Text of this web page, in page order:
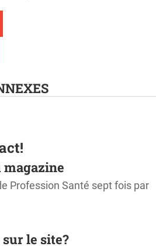
magazine
Profession Santé sept fois par
sur le site?